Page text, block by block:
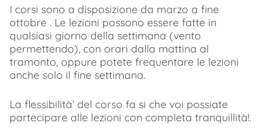
I corsi sono a disposizione da marzo a fine
ottobre . Le lezioni possono essere fatte in
qualsiasi giorno della settimana (vento
permettendo), con orari dalla mattina al
tramonto, oppure potete frequentare le lezioni
anche solo il fine settimana.
La flessibilità’ del corso fa si che voi possiate
partecipare alle lezioni con completa tranquillità!.